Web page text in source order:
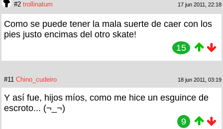
#2 trollinatum 17 jun 2011, 22:18
Como se puede tener la mala suerte de caer con los
pies justo encimas del otro skate!
15
#11 Chino_cudeiro 18 jun 2011, 03:19
Y así fue, hijos míos, como me hice un esguince de
escroto... (¬_¬)
9